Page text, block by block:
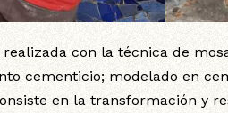
realizada con la técnica de
cementicio; modelado en
en la transformación y